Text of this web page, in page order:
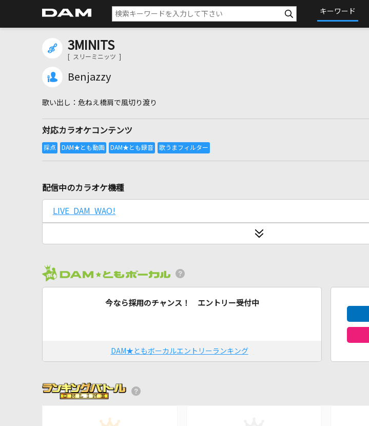
キーワード
3MINITS
[ スリーミニッツ ]
Benjazzy
危ねえ橋肩で風切り渡り
対応カラオケコンテンツ
配信中のカラオケ機種
LIVE DAM WAO!
今なら採用のチャンス！ エントリー受付中
DAM★ともボーカルエントリーランキング